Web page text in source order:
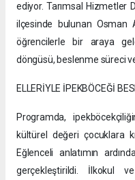
ediyor. Tarımsal Hizmetler
ilçesinde bulunan Osman
öğrencilerle bir araya
döngüsü, beslenme süreci
ELLERİYLE İPEKBÖCEĞİ
Programda,
kültürel değeri çocuklara
Eğlenceli anlatımın
gerçekleştirildi. İlkokul ve